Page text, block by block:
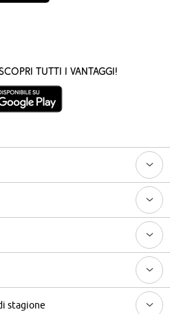
scopri tutti i vantaggi!
stagione